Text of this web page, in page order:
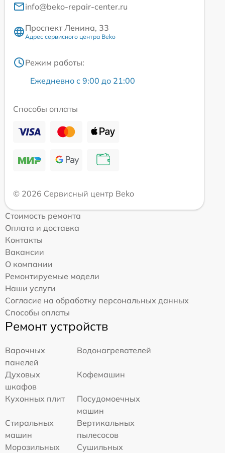
info@beko-repair-center.ru
Проспект Ленина, 33
Адрес сервисного центра Beko
Режим работы:
Ежедневно с 9:00 до 21:00
Способы оплаты
© 2026 Сервисный центр Beko
Стоимость ремонта
Оплата и доставка
Контакты
Вакансии
О компании
Ремонтируемые модели
Наши услуги
Согласие на обработку персональных данных
Способы оплаты
Ремонт устройств
Варочных
панелей
Водонагревателей
Духовых
шкафов
Кофемашин
Кухонных плит
Посудомоечных
машин
Стиральных
машин
Вертикальных
пылесосов
Морозильных
Сушильных